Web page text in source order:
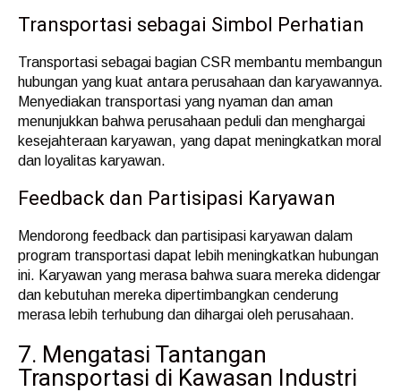
Transportasi sebagai Simbol Perhatian
Transportasi sebagai bagian CSR membantu membangun
hubungan yang kuat antara perusahaan dan karyawannya.
Menyediakan transportasi yang nyaman dan aman
menunjukkan bahwa perusahaan peduli dan menghargai
kesejahteraan karyawan, yang dapat meningkatkan moral
dan loyalitas karyawan.
Feedback dan Partisipasi Karyawan
Mendorong feedback dan partisipasi karyawan dalam
program transportasi dapat lebih meningkatkan hubungan
ini. Karyawan yang merasa bahwa suara mereka didengar
dan kebutuhan mereka dipertimbangkan cenderung
merasa lebih terhubung dan dihargai oleh perusahaan.
7. Mengatasi Tantangan
Transportasi di Kawasan Industri